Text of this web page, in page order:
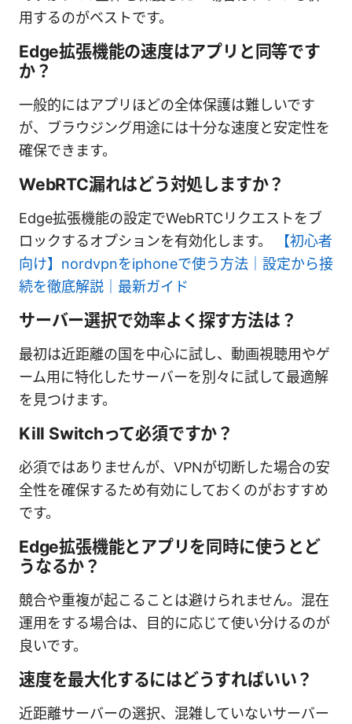
用するのがベストです。
Edge拡張機能の速度はアプリと同等です
か？
一般的にはアプリほどの全体保護は難しいです
が、ブラウジング用途には十分な速度と安定性を
確保できます。
WebRTC漏れはどう対処しますか？
Edge拡張機能の設定でWebRTCリクエストをブ
ロックするオプションを有効化します。
【初心者
向け】nordvpnをiphoneで使う方法｜設定から接
続を徹底解説｜最新ガイド
サーバー選択で効率よく探す方法は？
最初は近距離の国を中心に試し、動画視聴用やゲ
ーム用に特化したサーバーを別々に試して最適解
を見つけます。
Kill Switchって必須ですか？
必須ではありませんが、VPNが切断した場合の安
全性を確保するため有効にしておくのがおすすめ
です。
Edge拡張機能とアプリを同時に使うとど
うなるか？
競合や重複が起こることは避けられません。混在
運用をする場合は、目的に応じて使い分けるのが
良いです。
速度を最大化するにはどうすればいい？
近距離サーバーの選択、混雑していないサーバー